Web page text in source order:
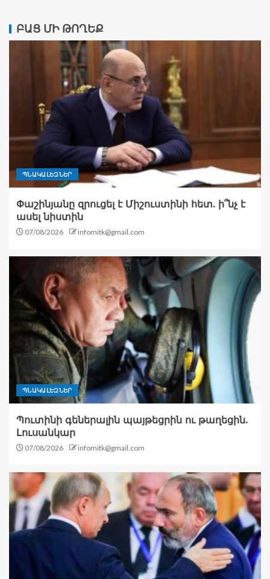
ԲԱՑ ՄԻ ԹՈՂԵՔ
ՊՆԱԿԱԼԵԶՆԵՐ
Փաշինյանը զրուցել է Միշուստինի հետ. ի՞նչ է
ասել նիստին
07/08/2026 infomitk@gmail.com
ՊՆԱԿԱԼԵԶՆԵՐ
Պուտինի գեներալին պայթեցրին ու թաղեցին.
Լուսանկար
07/08/2026 infomitk@gmail.com